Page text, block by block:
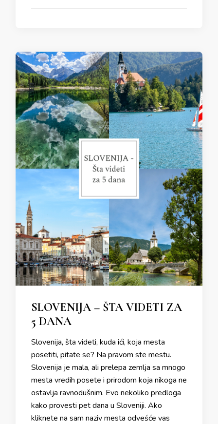
SLOVENIJA – ŠTA VIDETI ZA
5 DANA
Slovenija, šta videti, kuda ići, koja mesta
posetiti, pitate se? Na pravom ste mestu.
Slovenija je mala, ali prelepa zemlja sa mnogo
mesta vredih posete i prirodom koja nikoga ne
ostavlja ravnodušnim. Evo nekoliko predloga
kako provesti pet dana u Sloveniji. Ako
kliknete na sam naziv mesta odveśće vas